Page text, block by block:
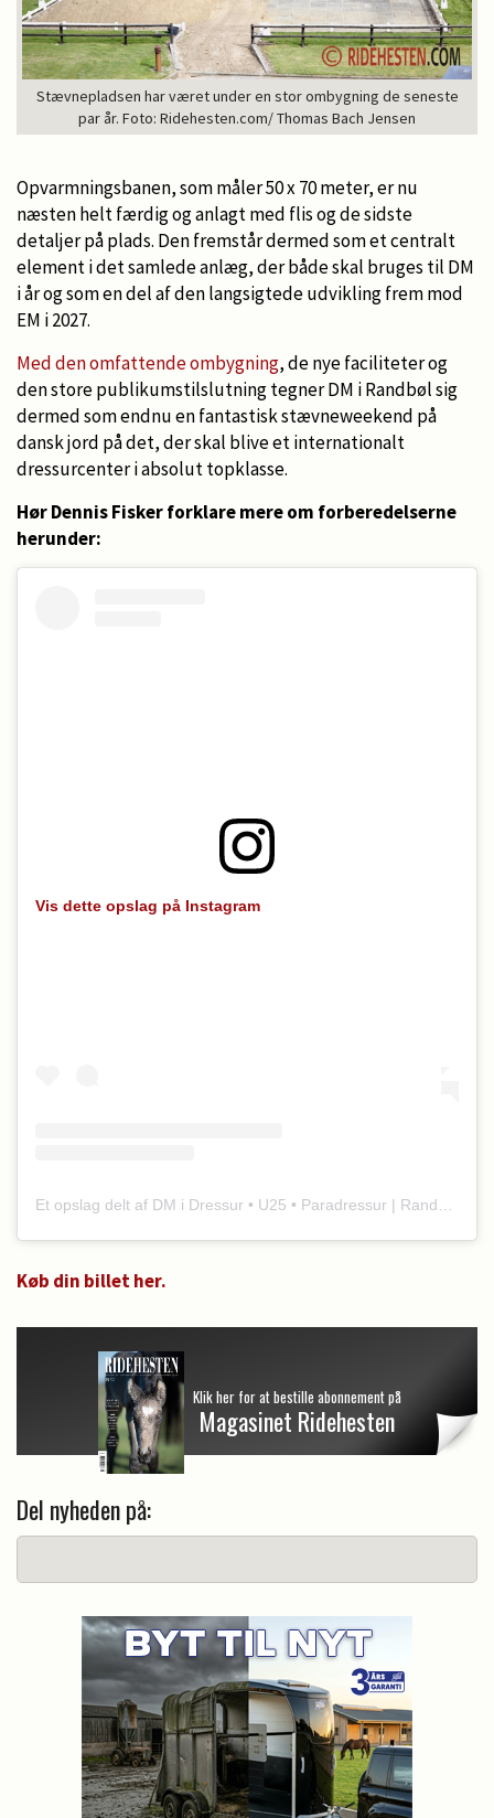
Stævnepladsen har været under en stor ombygning de seneste
par år. Foto: Ridehesten.com/ Thomas Bach Jensen
Opvarmningsbanen, som måler 50 x 70 meter, er nu
næsten helt færdig og anlagt med flis og de sidste
detaljer på plads. Den fremstår dermed som et centralt
element i det samlede anlæg, der både skal bruges til DM
i år og som en del af den langsigtede udvikling frem mod
EM i 2027.
Med den omfattende ombygning, de nye faciliteter og
den store publikumstilslutning tegner DM i Randbøl sig
dermed som endnu en fantastisk stævneweekend på
dansk jord på det, der skal blive et internationalt
dressurcenter i absolut topklasse.
Hør Dennis Fisker forklare mere om forberedelserne
herunder:
Vis dette opslag på Instagram
Køb din billet her.
Klik her for at bestille abonnement på
Magasinet Ridehesten
Del nyheden på: